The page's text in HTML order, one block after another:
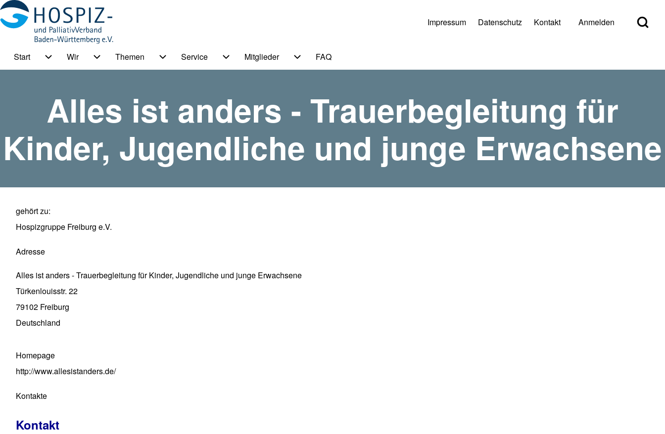
Suche Schließen
Open Search
User account menu
Impressum Datenschutz Kontakt Anmelden
HPV BW Hauptmenu
Start Wir Themen
Unternavigation von Themen
Service
Unternavigation von Service
Mitglieder FAQ
Alles ist anders - Trauerbegleitung für
Kinder, Jugendliche und junge Erwachsene
gehört zu
Hospizgruppe Freiburg e.V.
Adresse
Alles ist anders - Trauerbegleitung für Kinder, Jugendliche und junge Erwachsene
Türkenlouisstr. 22
79102 Freiburg
Deutschland
Homepage
http://www.allesistanders.de/
Kontakte
Kontakt